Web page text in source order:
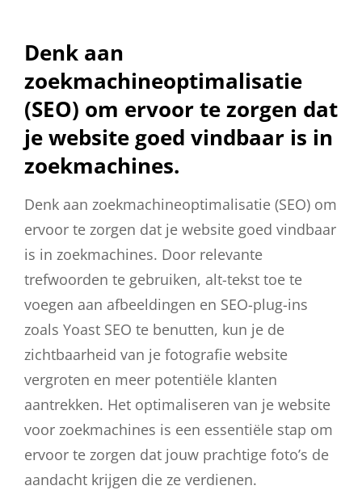
Denk aan
zoekmachineoptimalisatie
(SEO) om ervoor te zorgen dat
je website goed vindbaar is in
zoekmachines.
Denk aan zoekmachineoptimalisatie (SEO) om
ervoor te zorgen dat je website goed vindbaar
is in zoekmachines. Door relevante
trefwoorden te gebruiken, alt-tekst toe te
voegen aan afbeeldingen en SEO-plug-ins
zoals Yoast SEO te benutten, kun je de
zichtbaarheid van je fotografie website
vergroten en meer potentiële klanten
aantrekken. Het optimaliseren van je website
voor zoekmachines is een essentiële stap om
ervoor te zorgen dat jouw prachtige foto’s de
aandacht krijgen die ze verdienen.